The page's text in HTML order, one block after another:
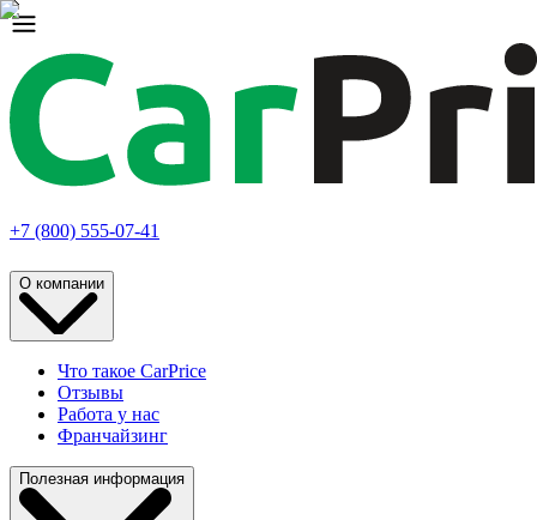
+7 (800) 555-07-41
О компании
Что такое CarPrice
Отзывы
Работа у нас
Франчайзинг
Полезная информация